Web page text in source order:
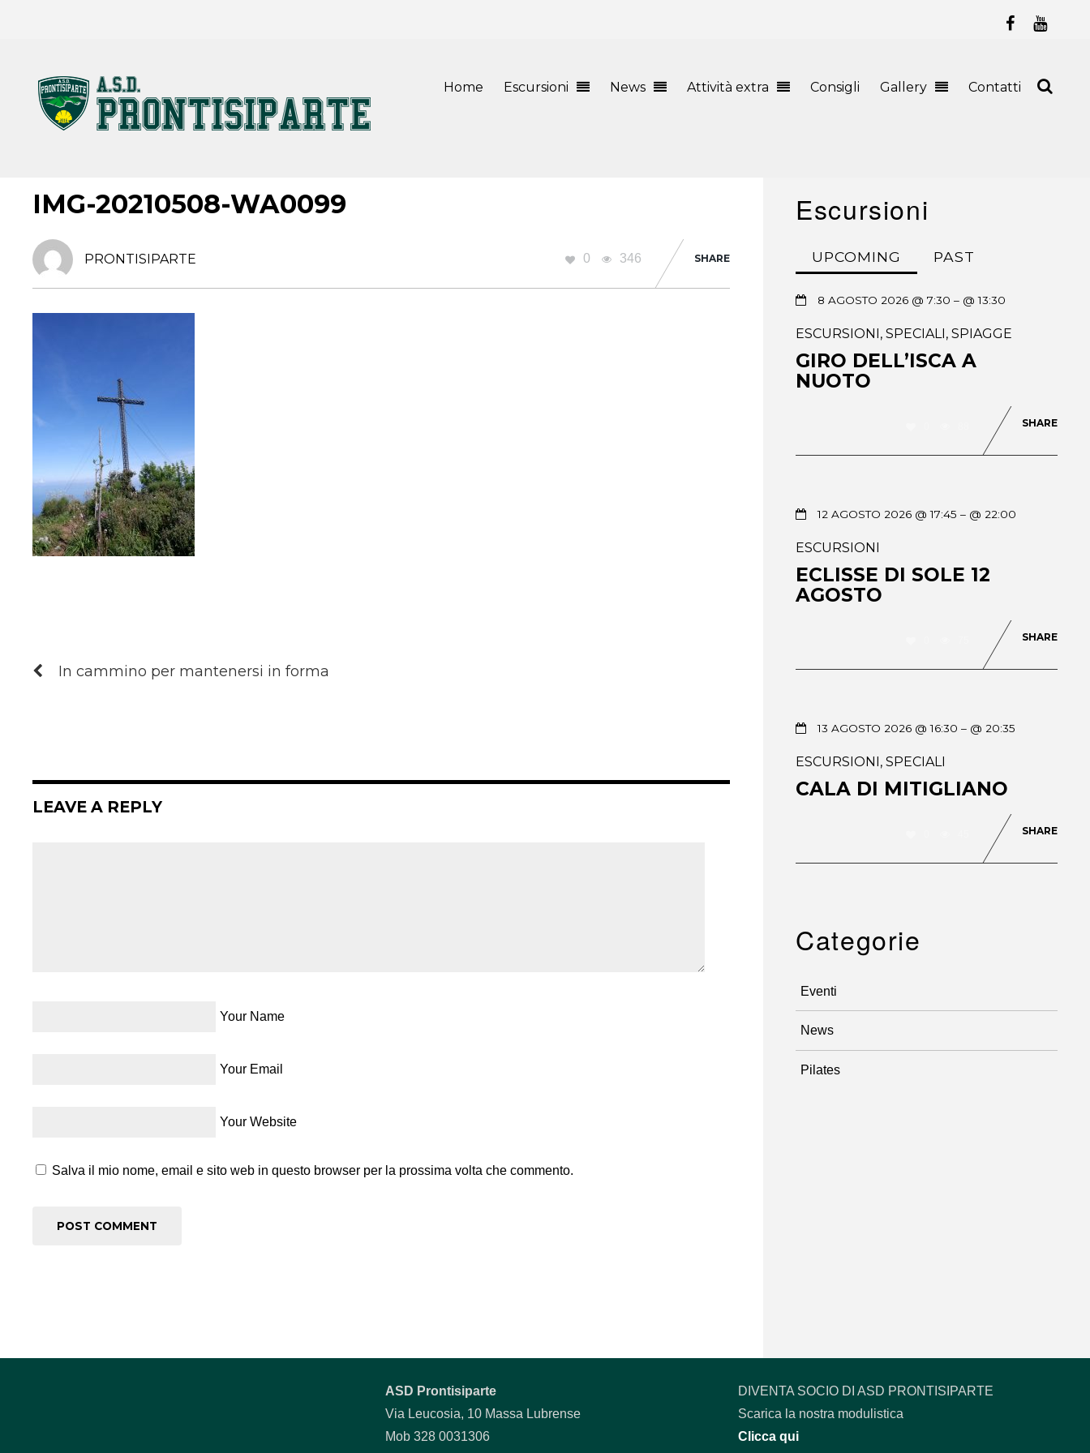
Home Escursioni News Attività extra Consigli Gallery Contatti
IMG-20210508-WA0099
PRONTISIPARTE 0 346 SHARE
In cammino per mantenersi in forma
LEAVE A REPLY
Your Name
Your Email
Your Website
Salva il mio nome, email e sito web in questo browser per la prossima volta che commento.
Escursioni
UPCOMING PAST
8 AGOSTO 2026 @ 7:30– @ 13:30
ESCURSIONI,SPECIALI,SPIAGGE
GIRO DELL’ISCA A
NUOTO
SHARE
12 AGOSTO 2026 @ 17:45– @ 22:00
ESCURSIONI
ECLISSE DI SOLE 12
AGOSTO
SHARE
13 AGOSTO 2026 @ 16:30– @ 20:35
ESCURSIONI,SPECIALI
CALA DI MITIGLIANO
SHARE
Categorie
Eventi
News
Pilates
ASD Prontisiparte
Via Leucosia, 10 Massa Lubrense
Mob 328 0031306
DIVENTA SOCIO DI ASD PRONTISIPARTE
Scarica la nostra modulistica
Clicca qui